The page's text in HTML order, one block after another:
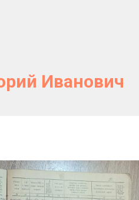
Иванович